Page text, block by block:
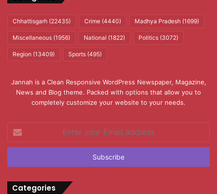
Chhattisgarh (22435) Crime (4440) Madhya Pradesh (1699)
Miscellaneous (1956) National (1822) Politics (3072)
Region (13409) Sports (495)
Jannah is a Clean Responsive WordPress Newspaper, Magazine,
News and Blog theme. Packed with options that allow you to
completely customize your website to your needs.
your
Email
Categories